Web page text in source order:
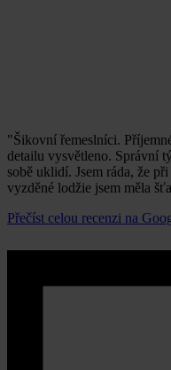
"Šikovní řemeslníci.
detailu vysvětleno. Správní
sobě uklidí. Jsem ráda, že
vyzděné lodžie jsem měla
Přečíst celou recenzi na